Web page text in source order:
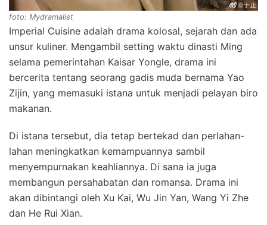
foto: Mydramalist
Imperial Cuisine adalah drama kolosal, sejarah dan ada
unsur kuliner. Mengambil setting waktu dinasti Ming
selama pemerintahan Kaisar Yongle, drama ini
bercerita tentang seorang gadis muda bernama Yao
Zijin, yang memasuki istana untuk menjadi pelayan biro
makanan.
Di istana tersebut, dia tetap bertekad dan perlahan-
lahan meningkatkan kemampuannya sambil
menyempurnakan keahliannya. Di sana ia juga
membangun persahabatan dan romansa. Drama ini
akan dibintangi oleh Xu Kai, Wu Jin Yan, Wang Yi Zhe
dan He Rui Xian.